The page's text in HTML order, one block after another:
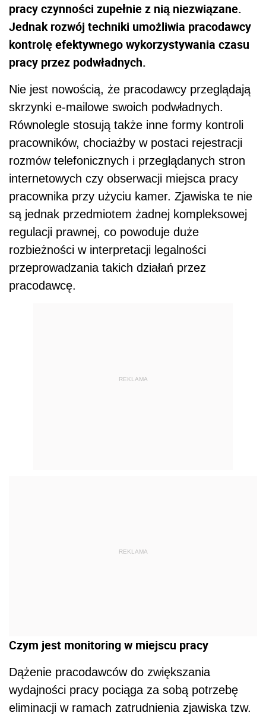
pracy czynności zupełnie z nią niezwiązane.
Jednak rozwój techniki umożliwia pracodawcy
kontrolę efektywnego wykorzystywania czasu
pracy przez podwładnych.
Nie jest nowością, że pracodawcy przeglądają
skrzynki e-mailowe swoich podwładnych.
Równolegle stosują także inne formy kontroli
pracowników, chociażby w postaci rejestracji
rozmów telefonicznych i przeglądanych stron
internetowych czy obserwacji miejsca pracy
pracownika przy użyciu kamer. Zjawiska te nie
są jednak przedmiotem żadnej kompleksowej
regulacji prawnej, co powoduje duże
rozbieżności w interpretacji legalności
przeprowadzania takich działań przez
pracodawcę.
REKLAMA
REKLAMA
Czym jest monitoring w miejscu pracy
Dążenie pracodawców do zwiększania
wydajności pracy pociąga za sobą potrzebę
eliminacji w ramach zatrudnienia zjawiska tzw.